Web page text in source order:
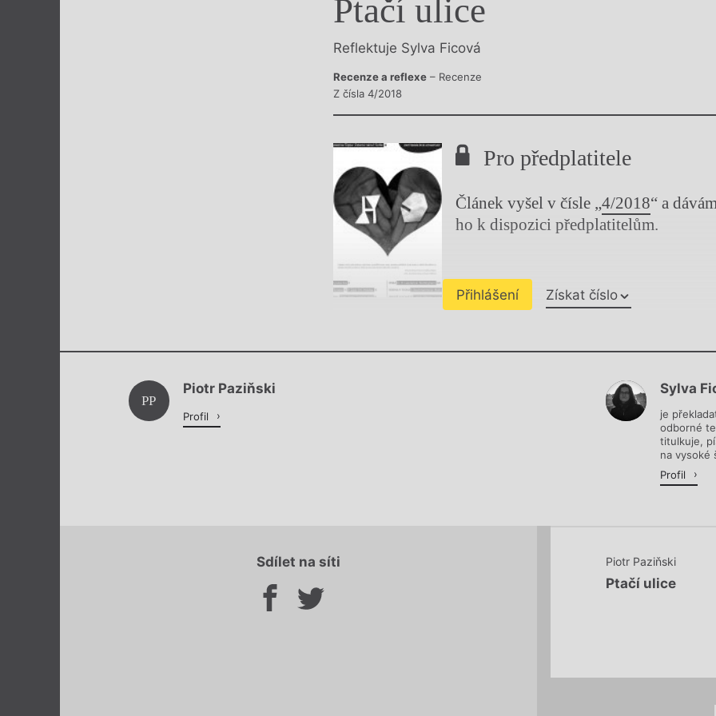
Výroční cenyPtačí ulice
Reflektuje Sylva Ficová
Recenze a reflexe – Recenze
Z čísla 4/2018
Pro předplatitele
Článek vyšel v čísle „4/2018“ a
ho k dispozici předplatitelům.
Přihlášení Získat číslo
Chviličku.
PP
Piotr Paziňski
Profil
Sylva
je
odborné
titulkuje,
na vysoké
Profil
Sdílet na síti Piotr Paziňski
Ptačí ulice